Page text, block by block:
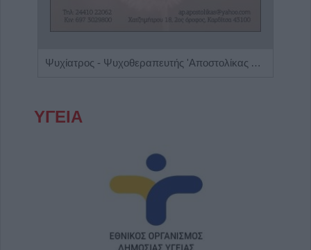
Ψυχίατρος - Ψυχοθεραπευτής 'Αποστολίκας Απόστολος'
ΥΓΕΙΑ